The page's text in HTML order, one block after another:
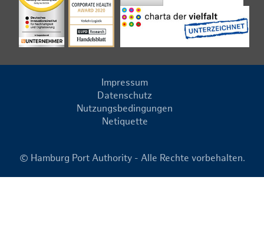
Impressum
Datenschutz
Nutzungsbedingungen
Netiquette
© Hamburg Port Authority - Alle Rechte vorbehalten.